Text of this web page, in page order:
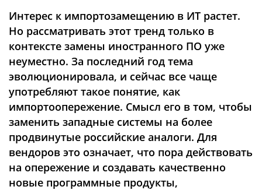
ТВ
Об
издании
Реклама
Вакансии
Контакты
Max
Telegram
Дзен
VK
Rutube
Интерес к импортозамещению в ИТ растет.
Но рассматривать этот тренд только в
контексте замены иностранного ПО уже
неуместно. За последний год тема
эволюционировала, и сейчас все чаще
употребляют такое понятие, как
импортоопережение. Смысл его в том, чтобы
заменить западные системы на более
продвинутые российские аналоги. Для
вендоров это означает, что пора действовать
на опережение и создавать качественно
новые программные продукты,